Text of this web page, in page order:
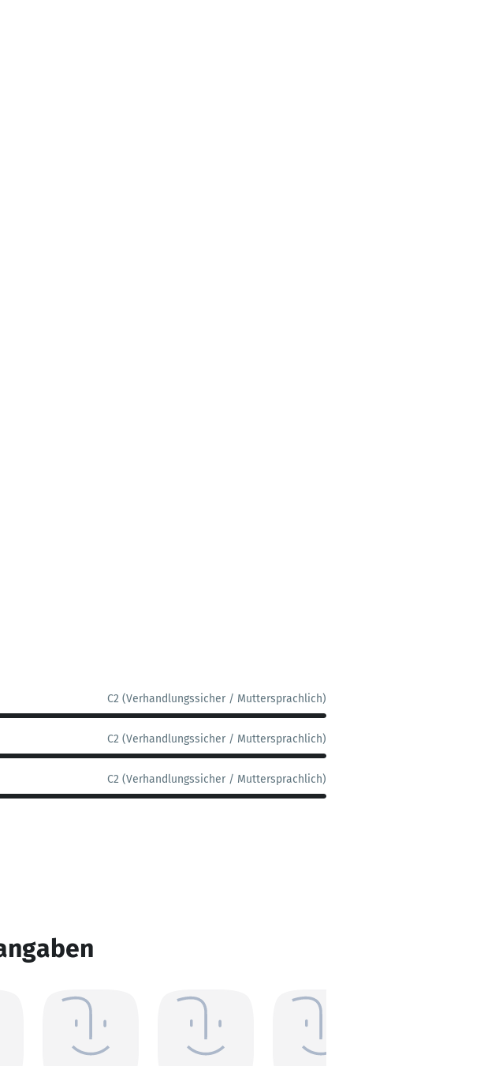
C2 (Verhandlungssicher / Muttersprachlich)
C2 (Verhandlungssicher / Muttersprachlich)
C2 (Verhandlungssicher / Muttersprachlich)